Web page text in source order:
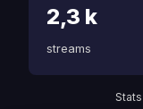
2,3 k
streams